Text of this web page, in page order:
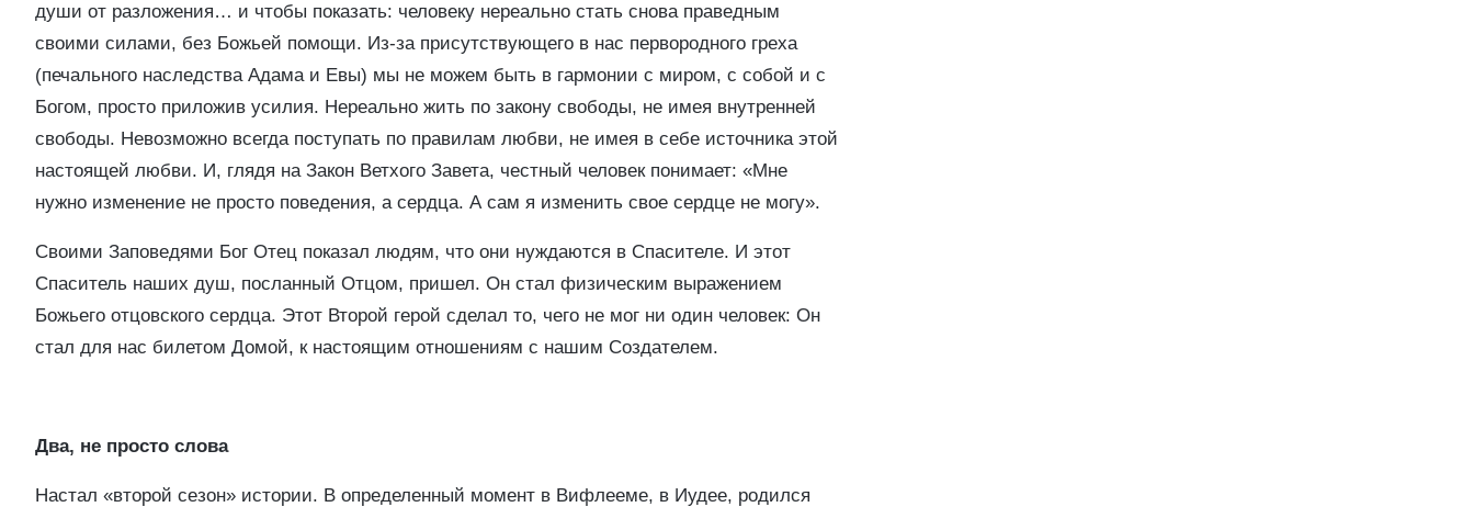
души от разложения… и чтобы показать: человеку нереально стать снова праведным
своими силами, без Божьей помощи. Из-за присутствующего в нас первородного греха
(печального наследства Адама и Евы) мы не можем быть в гармонии с миром, с собой и с
Богом, просто приложив усилия. Нереально жить по закону свободы, не имея внутренней
свободы. Невозможно всегда поступать по правилам любви, не имея в себе источника этой
настоящей любви. И, глядя на Закон Ветхого Завета, честный человек понимает: «Мне
нужно изменение не просто поведения, а сердца. А сам я изменить свое сердце не могу».
Своими Заповедями Бог Отец показал людям, что они нуждаются в Спасителе. И этот
Спаситель наших душ, посланный Отцом, пришел. Он стал физическим выражением
Божьего отцовского сердца. Этот Второй герой сделал то, чего не мог ни один человек: Он
стал для нас билетом Домой, к настоящим отношениям с нашим Создателем.
Два, не просто слова
Настал «второй сезон» истории. В определенный момент в Вифлееме, в Иудее, родился